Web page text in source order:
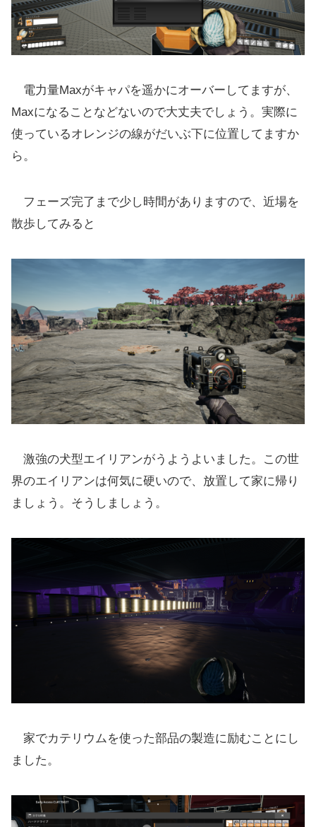
電力量Maxがキャパを遥かにオーバーしてますが、
Maxになることなどないので大丈夫でしょう。実際に
使っているオレンジの線がだいぶ下に位置してますか
ら。
フェーズ完了まで少し時間がありますので、近場を
散歩してみると
激強の犬型エイリアンがうようよいました。この世
界のエイリアンは何気に硬いので、放置して家に帰り
ましょう。そうしましょう。
家でカテリウムを使った部品の製造に励むことにし
ました。